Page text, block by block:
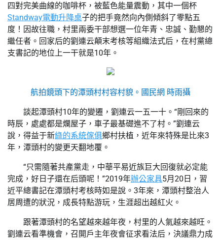
四對完美曲線的咖啡杯，被藍色能量震動，其中一個杯
Standway電動升降桌子的把手竟然向內側傾斜了零點五
度！因故往職，村里兩委干部想選一位年青、忠誠、勤懇的
繼任者。回家后的劉連云顛末考核等組織法式后，在村黨總
支書記的地位上一干就是10年。
航拍鏡頭下的潭頭村村容村貌。 國民網 時雨攝
談起潭頭村10年的變遷，劉連云一五一十。“剛回來的
時辰，處處都是爛屋子，車子最基礎進不了村。”劉連云
說，得益于新綠的系統傢俱鄉村扶植，近年來特殊是比來3
年，潭頭村的變更天翻地覆。
“只需隨著共產黨走，中華平易近族巨大回復就必定能
完成，好日子還在后頭呢！”2019年辦公家具5月20日，習
近平總書記在潭頭村考核時如是說。3年來，潭頭村整治人
居周遭的狀況，成長特點游玩，生涯超出越紅火。
跟著潭頭村的名望越來越年夜，村里的人氣越來越旺。
劉連云看準機會，召開戶主年夜會征求看法后，決議鼎力成